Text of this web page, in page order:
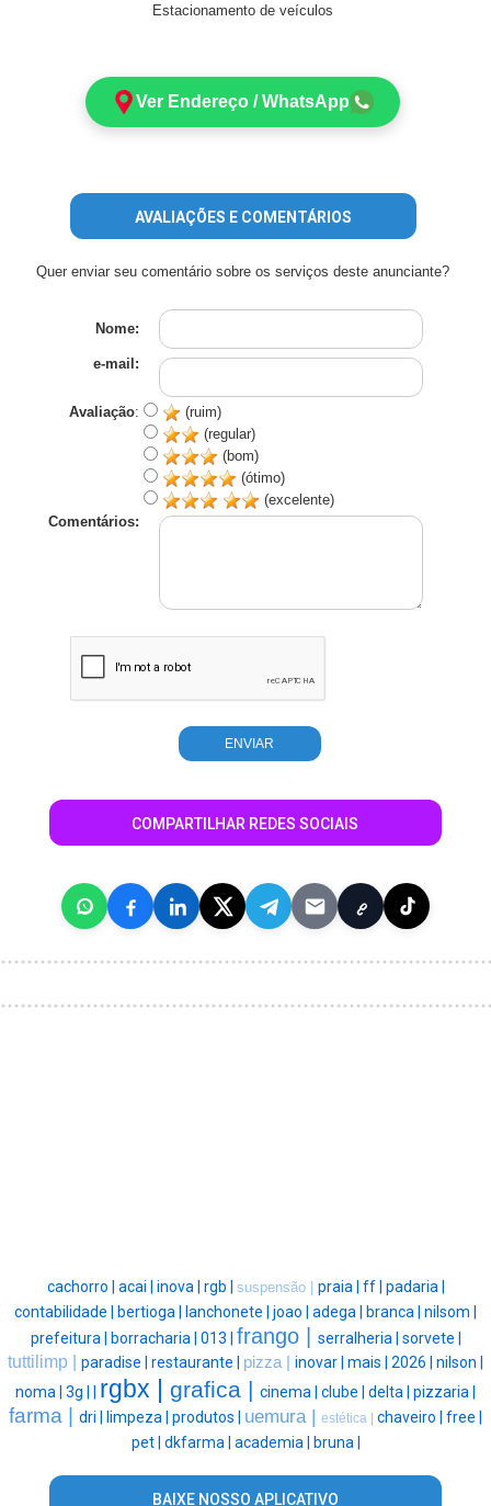
Estacionamento de veículos
Ver Endereço / WhatsApp
AVALIAÇÕES E COMENTÁRIOS
Quer enviar seu comentário sobre os serviços deste anunciante?
Nome:
e-mail:
Avaliação:
(ruim)
(regular)
(bom)
(ótimo)
(excelente)
Comentários:
COMPARTILHAR REDES SOCIAIS
cachorro | acai | inova | rgb | suspensão | praia | ff | padaria |
contabilidade |
bertioga | lanchonete | joao | adega | branca | nilsom |
prefeitura |
borracharia | 013 | frango | serralheria | sorvete |
tuttilimp | paradise | restaurante | pizza | inovar | mais | 2026 | nilson |
noma | 3g | rgbx | grafica | cinema | clube | delta | pizzaria |
farma | dri | limpeza | produtos | uemura | estética | chaveiro | free |
pet | dkfarma | academia | bruna |
BAIXE NOSSO APLICATIVO